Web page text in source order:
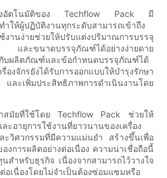
ผงอัตโนมัติของ Techflow Pack มี
ให้ผู้ปฏิบัติงานทุกระดับสามารถเข้าถึง
ง่ายช่วยให้ปรับแต่งปริมาณการบรรจุ
และขนาดบรรจุภัณฑ์ได้อย่างง่ายดาย
กับผลิตภัณฑ์และข้อกำหนดบรรจุภัณฑ์ได้
องจักรยังได้รับการออกแบบให้บำรุงรักษา
ละเพิ่มประสิทธิภาพการดำเนินงานโดย
สมัยที่ใช้โดย Techflow Pack ช่วยให้
ะอายุการใช้งานที่ยาวนานของเครื่อง
ะวิศวกรรมที่มีความแม่นยำ สร้างขึ้นเพื่อ
งการผลิตอย่างต่อเนื่อง ความน่าเชื่อถือนี้
สำหรับธุรกิจ เนื่องจากสามารถไว้วางใจ
อเนื่องโดยไม่จำเป็นต้องซ่อมแซมหรือ